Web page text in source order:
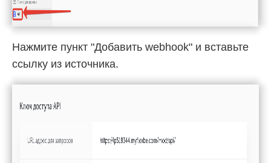
Нажмите пункт "Добавить webhook" и вставьте
ссылку из источника.